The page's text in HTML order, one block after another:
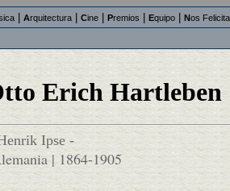
Arquitectura Cine Premios Equipo Nos
Erich Hartleben
Ipse -
| 1864-1905